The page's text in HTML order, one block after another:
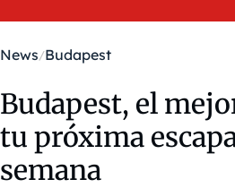
News Budapest
Budapest, el
tu próxima
semana